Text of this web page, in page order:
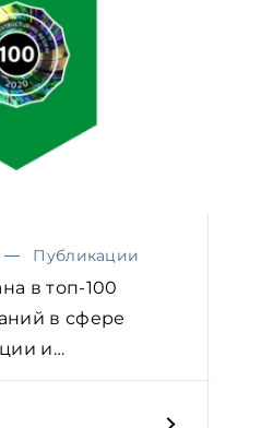
Публикации
в топ-100
в сфере
и